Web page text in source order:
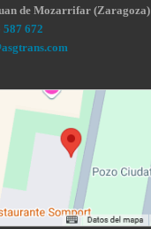
de Mozarrifar (Zaragoza)
587 672